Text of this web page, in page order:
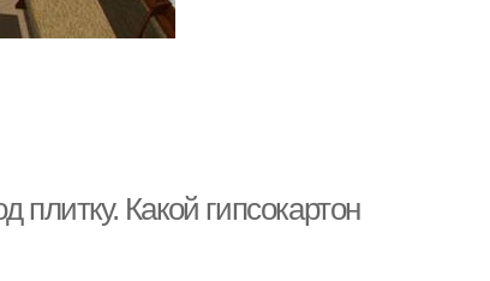
плитку. Какой гипсокартон